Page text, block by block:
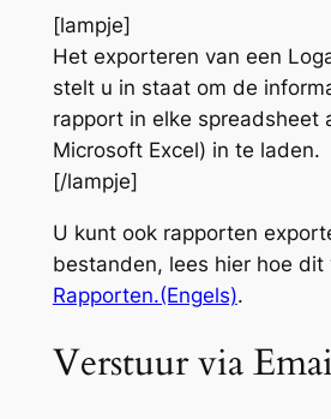
[lampje]
Het exporteren van een
stelt u in staat om de
rapport in elke spreadsheet
Microsoft Excel) in te laden.
[/lampje]
U kunt ook rapporten
bestanden, lees hier hoe dit
Rapporten.(Engels).
Verstuur via